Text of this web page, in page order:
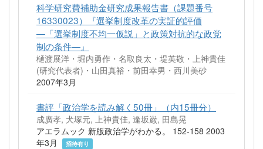
科学研究費補助金研究成果報告書（課題番号
16330023）『選挙制度改革の実証的評価
―「選挙制度不均一仮説」と政策対抗的な政党
制の条件―』
樋渡展洋・堀内勇作・名取良太・堤英敬・上神貴佳
(研究代表者)・山田真裕・前田幸男・西川美砂
2007年3月
書評「政治学を読み解く50冊」（内15冊分）
成廣孝, 犬塚元, 上神貴佳, 逢坂巌, 田島晃
アエラムック 新版政治学がわかる。 152-158 2003
年3月
招待有り